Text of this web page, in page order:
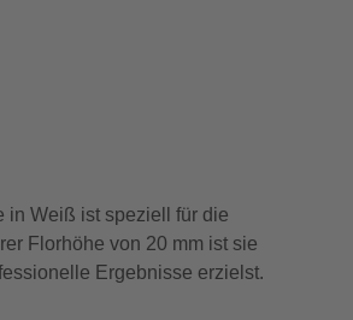
in Weiß ist speziell für die
Florhöhe von 20 mm ist sie
Ergebnisse erzielst.